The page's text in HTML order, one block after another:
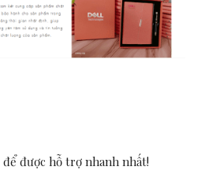
để được hỗ trợ nhanh nhất!